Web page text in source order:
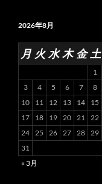
2026年8月
月 火 水 木 金 土
1
3
4 5 6 7 8
10
11 12 13 14 15
17
18 19 20 21 22
24 25 26 27 28 29
31
« 3月